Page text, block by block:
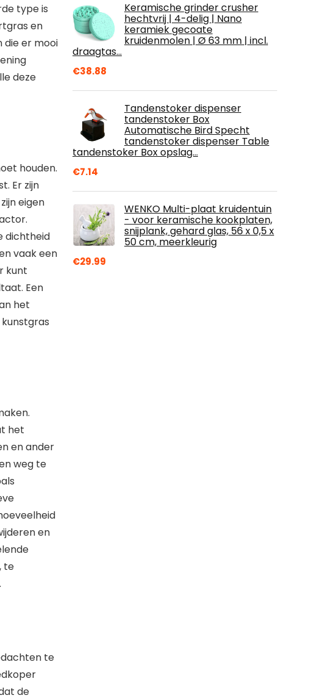
type is
en
die er mooi
deze
houden.
Er zijn
eigen
dichtheid
vaak een
kunt
Een
het
het
en ander
weg te
en
te
te
de
Keramische grinder crusher
hechtvrij | 4-delig | Nano
keramiek gecoate
kruidenmolen | Ø 63 mm | incl.
draagtas…
€38.88
Tandenstoker dispenser
tandenstoker Box
Automatische Bird Specht
tandenstoker dispenser Table
tandenstoker Box opslag…
€7.14
WENKO Multi-plaat kruidentuin
- voor keramische kookplaten,
snijplank, gehard glas, 56 x 0,5 x
50 cm, meerkleurig
€29.99